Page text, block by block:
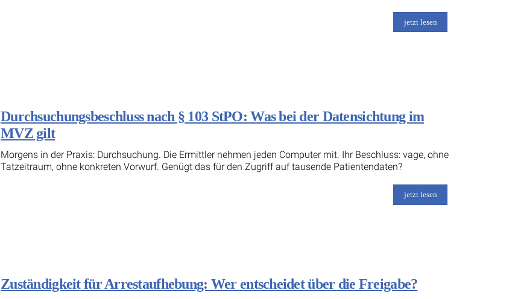
jetzt lesen
Durchsuchungsbeschluss nach § 103 StPO: Was bei der Datensichtung im
MVZ gilt
Morgens in der Praxis: Durchsuchung. Die Ermittler nehmen jeden Computer mit. Ihr Beschluss: vage, ohne
Tatzeitraum, ohne konkreten Vorwurf. Genügt das für den Zugriff auf tausende Patientendaten?
jetzt lesen
Zuständigkeit für Arrestaufhebung: Wer entscheidet über die Freigabe?